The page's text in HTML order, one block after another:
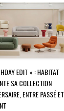
EDIT » : HABITAT
SA COLLECTION
ENTRE PASSÉ ET